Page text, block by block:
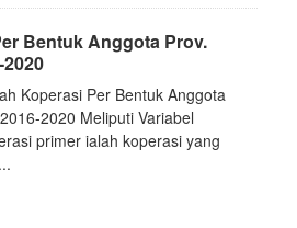
Bentuk Anggota Prov.
Koperasi Per Bentuk Anggota
2020 Meliputi Variabel
primer ialah koperasi yang